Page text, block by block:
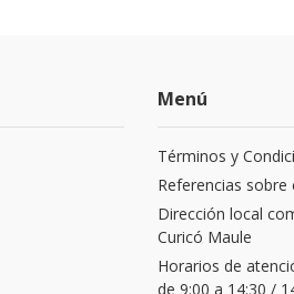
Menú
Términos y
Referencias
Dirección local
Curicó Maule
Horarios de
de 9:00 a 14:30 /